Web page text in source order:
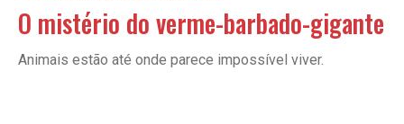
O mistério do verme-barbado-gigante
Animais estão até onde parece impossível viver.